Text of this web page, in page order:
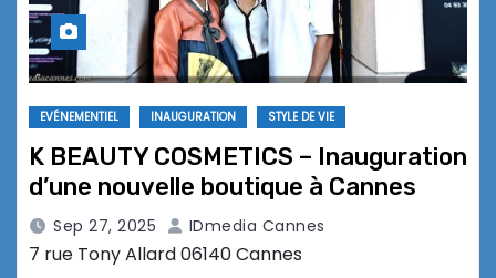
EVÉNEMENTIEL INAUGURATION STYLE DE VIE
K BEAUTY COSMETICS – Inauguration
d’une nouvelle boutique à Cannes
Sep 27, 2025 IDmedia Cannes
7 rue Tony Allard 06140 Cannes